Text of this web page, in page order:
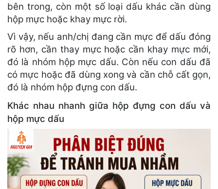
bên trong, còn một số loại dấu khác cần dùng
hộp mực hoặc khay mực rời.
Vì vậy, nếu anh/chị đang cần mực để dấu đóng
rõ hơn, cần thay mực hoặc cần khay mực mới,
đó là nhóm hộp mực dấu. Còn nếu con dấu đã
có mực hoặc đã dùng xong và cần chỗ cất gọn,
đó là nhóm hộp đựng con dấu.
Khác nhau nhanh giữa hộp đựng con dấu và
hộp mực dấu